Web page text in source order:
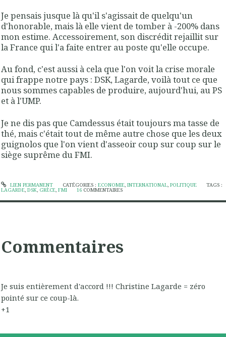
Je pensais jusque là qu'il s'agissait de quelqu'un
d'honorable, mais là elle vient de tomber à -200% dans
mon estime. Accessoirement, son discrédit rejaillit sur
la France qui l'a faite entrer au poste qu'elle occupe.
Au fond, c'est aussi à cela que l'on voit la crise morale
qui frappe notre pays : DSK, Lagarde, voilà tout ce que
nous sommes capables de produire, aujourd'hui, au PS
et à l'UMP.
Je ne dis pas que Camdessus était toujours ma tasse de
thé, mais c'était tout de même autre chose que les deux
guignolos que l'on vient d'asseoir coup sur coup sur le
siège suprême du FMI.
LIEN PERMANENT CATÉGORIES : ECONOMIE, INTERNATIONAL, POLITIQUE TAGS :
LAGARDE, DSK, GRÈCE, FMI 16 COMMENTAIRES
Commentaires
Je suis entièrement d'accord !!! Christine Lagarde = zéro
pointé sur ce coup-là.
+1